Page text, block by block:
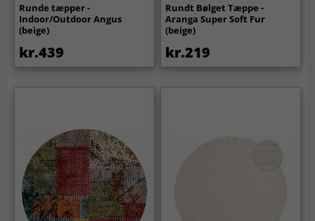
Runde tæpper -
Indoor/Outdoor Angus
(beige)
kr.439
Rundt Bølget Tæppe -
Aranga Super Soft Fur
(beige)
kr.219